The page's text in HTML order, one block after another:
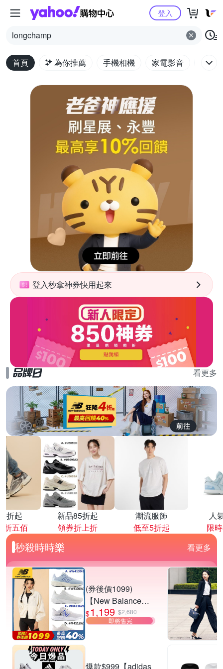
Yahoo購物中心
longchamp
登入
首頁 為你推薦 手機相機 家電影音 電腦
登入秒拿神券快用起來
看更多
折起
折五佰
新品85折起
領券折上折
潮流服飾
低至5折起
人
限
秒殺時時樂 看更多
(券後價1099)
【New Balance】
慢跑鞋_女/中性_多
款任選
W3) (網路獨家款)
$1,199 $2,680
即將售完
爆款$999【adidas